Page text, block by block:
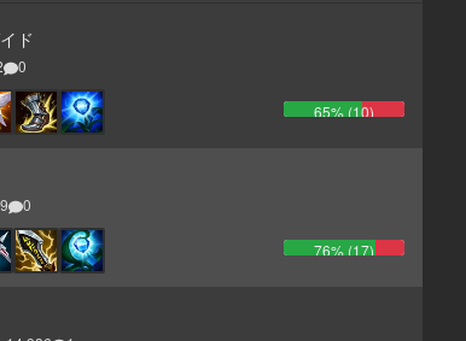
ド
0
65% (10)
0
76% (17)